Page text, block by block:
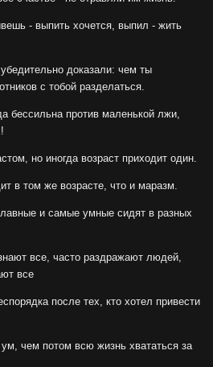
- выпить хочется, выпил - жить
доказали: чем ты
с тобой разделаться.
бессильна против маленькой лжи,
но иногда возраст приходит один.
в том же возрасте, что и маразм.
и самые умные сидят в разных
все, часто раздражают людей,
все
после тех, кто хотел привести
чем потом всю жизнь хвататься за